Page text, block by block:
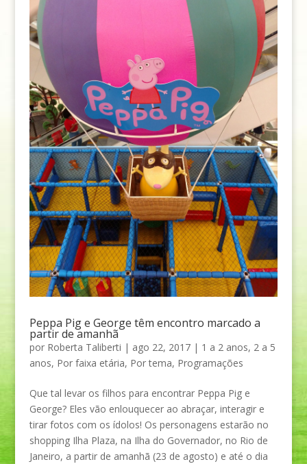
Peppa Pig e George têm encontro marcado a
partir de amanhã
por Roberta Taliberti | ago 22, 2017| 1 a 2 anos, 2 a 5
anos, Por faixa etária, Por tema, Programações
Que tal levar os filhos para encontrar Peppa Pig e
George? Eles vão enlouquecer ao abraçar, interagir e
tirar fotos com os ídolos! Os personagens estarão no
shopping Ilha Plaza, na Ilha do Governador, no Rio de
Janeiro, a partir de amanhã (23 de agosto) e até o dia